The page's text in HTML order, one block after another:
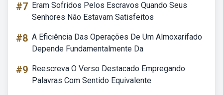
#7 Eram Sofridos Pelos Escravos Quando Seus
Senhores Não Estavam Satisfeitos
#8 A Eficiência Das Operações De Um Almoxarifado
Depende Fundamentalmente Da
#9 Reescreva O Verso Destacado Empregando
Palavras Com Sentido Equivalente